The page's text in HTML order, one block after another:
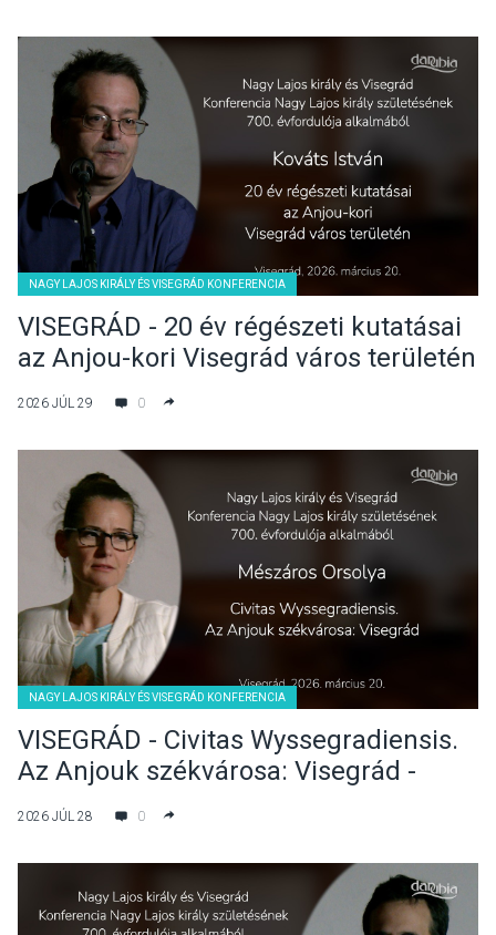
NAGY LAJOS KIRÁLY ÉS VISEGRÁD KONFERENCIA
VISEGRÁD - 20 év régészeti kutatásai
az Anjou-kori Visegrád város területén
- Kováts István előadása
2026 JÚL 29 0
NAGY LAJOS KIRÁLY ÉS VISEGRÁD KONFERENCIA
VISEGRÁD - Civitas Wyssegradiensis.
Az Anjouk székvárosa: Visegrád -
Mészáros Orsolya előadása
2026 JÚL 28 0